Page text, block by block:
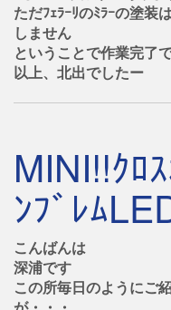
ただﾌｪﾗｰﾘのﾐﾗｰの塗装
しません
ということで作業完了で
以上、北出でしたー
MINI!!ｸﾛ
ﾝﾌﾞﾚﾑ
こんばんは
深浦です
この所毎日のようにご